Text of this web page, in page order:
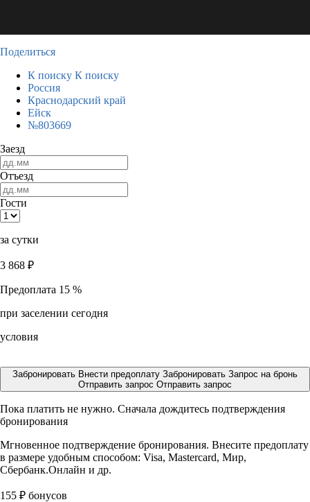
Поделиться
К поиску К поиску
Россия
Краснодарский край
Ейск
№803669
Заезд
Отъезд
Гости
за сутки
3 868 ₽
Предоплата 15 %
при заселении сегодня
условия
Забронировать Внести предоплату Забронировать Запрос на бронь
Отправить запрос Отправить запрос
Пока платить не нужно. Сначала дождитесь подтверждения
бронирования
Мгновенное подтверждение бронирования. Внесите предоплату
в размере удобным способом: Visa, Mastercard, Мир,
Сбербанк.Онлайн и др.
155 ₽ бонусов